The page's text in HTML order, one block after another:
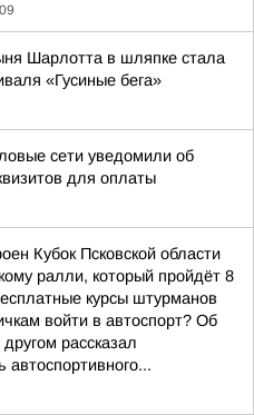
Шарлотта в шляпке стала
«Гусиные бега»
сети уведомили об
для оплаты
Кубок Псковской области
ралли, который пройдёт 8
курсы штурманов
войти в автоспорт? Об
рассказал
автоспортивного...